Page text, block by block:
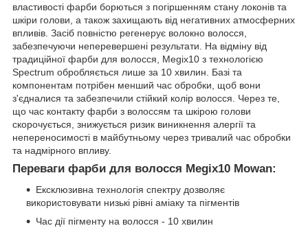
властивості фарби борються з погіршенням стану локонів та
шкіри голови, а також захищають від негативних атмосферних
впливів. Засіб повністю регенерує волокно волосся,
забезпечуючи неперевершені результати. На відміну від
традиційної фарби для волосся, Megix10 з технологією
Spectrum обробляється лише за 10 хвилин. Базі та
компонентам потрібен менший час обробки, щоб вони
з'єдналися та забезпечили стійкий колір волосся. Через те,
що час контакту фарби з волоссям та шкірою голови
скорочується, знижується ризик виникнення алергії та
непереносимості в майбутньому через тривалий час обробки
та надмірного впливу.
Переваги фарби для волосся Megix10 Mowan:
Ексклюзивна технологія спектру дозволяє
використовувати низькі рівні аміаку та пігментів
Час дії пігменту на волосся - 10 хвилин